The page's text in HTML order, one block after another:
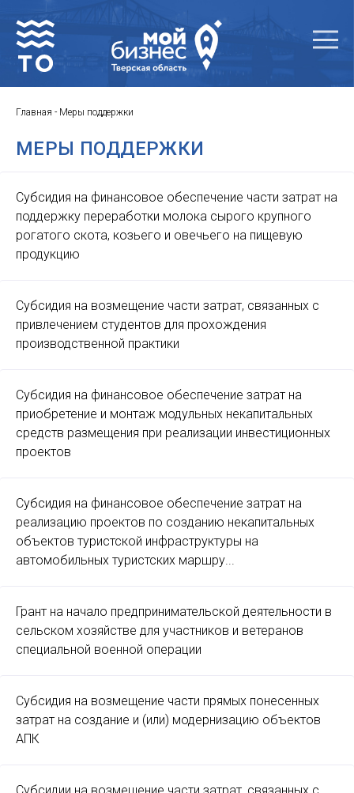
Главная - Меры поддержки
МЕРЫ ПОДДЕРЖКИ
Субсидия на финансовое обеспечение части затрат на
поддержку переработки молока сырого крупного
рогатого скота, козьего и овечьего на пищевую
продукцию
Субсидия на возмещение части затрат, связанных с
привлечением студентов для прохождения
производственной практики
Субсидия на финансовое обеспечение затрат на
приобретение и монтаж модульных некапитальных
средств размещения при реализации инвестиционных
проектов
Субсидия на финансовое обеспечение затрат на
реализацию проектов по созданию некапитальных
объектов туристской инфраструктуры на
автомобильных туристских маршру...
Грант на начало предпринимательской деятельности в
сельском хозяйстве для участников и ветеранов
специальной военной операции
Субсидия на возмещение части прямых понесенных
затрат на создание и (или) модернизацию объектов
АПК